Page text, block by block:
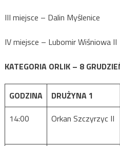
III miejsce – Dalin Myślenice
IV miejsce – Lubomir Wiśniowa II
KATEGORIA ORLIK – 8
GODZINA DRUŻYNA 1
14:00
Orkan Szczyrzyc II